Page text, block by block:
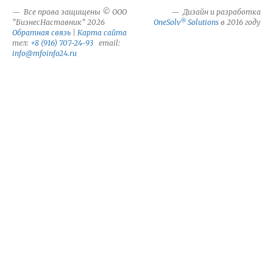
Все права защищены © ООО
"БизнесНаставник" 2026
Обратная связь
Карта сайта
тел: +8 (916) 707-24-93 email:
info@mfoinfo24.ru
Дизайн и разработка
OneSolv® Solutions в 2016 году